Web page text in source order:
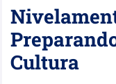
Cultura